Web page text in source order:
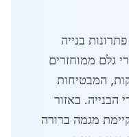
בנייה
גלם ממוחזרים
המבטיחות
הבנייה. באזור
מגמה ברורה